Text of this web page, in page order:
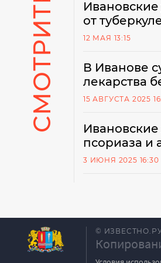
от
12 МАЯ 13:15
В Иванове
лекарства
15 АВГУСТА 2025
псориаза и
3 ИЮНЯ 2025 16:30
©